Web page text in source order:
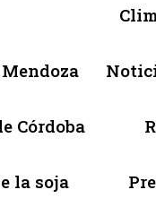
Córdoba
la soja